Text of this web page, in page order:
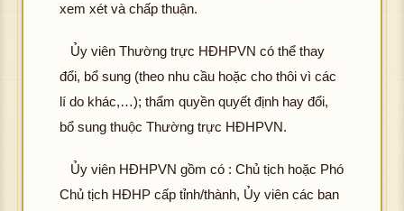
xem xét và chấp thuận.
Ủy viên Thường trực HĐHPVN có thể thay
đổi, bổ sung (theo nhu cầu hoặc cho thôi vì các
lí do khác,…); thẩm quyền quyết định hay đổi,
bổ sung thuộc Thường trực HĐHPVN.
Ủy viên HĐHPVN gồm có : Chủ tịch hoặc Phó
Chủ tịch HĐHP cấp tỉnh/thành, Ủy viên các ban